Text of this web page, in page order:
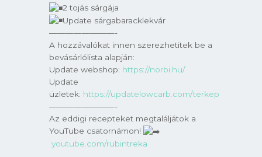
2 tojás sárgája
Update sárgabaracklekvár
————————-
A hozzávalókat innen szerezhetitek be a
bevásárlólista alapján:
Update webshop: https://norbi.hu/
Update
üzletek: https://updatelowcarb.com/terkep
————————-
Az eddigi recepteket megtaláljátok a
YouTube csatornámon!
youtube.com/rubintreka